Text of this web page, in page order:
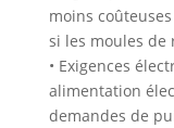
moins
si les moules de
• Exigences
alimentation
demandes de